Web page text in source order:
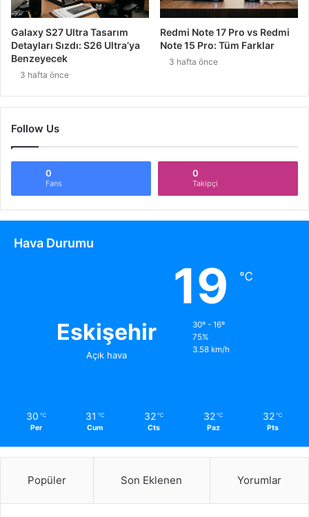
Galaxy S27 Ultra Tasarım
Detayları Sızdı: S26 Ultra’ya
Benzeyecek
3 hafta önce
Redmi Note 17 Pro vs Redmi
Note 15 Pro: Tüm Farklar
3 hafta önce
Follow Us
0
Fans
0
Takipçi
Hava Durumu
Eskişehir
Açık hava
19 ℃
30º - 16º
75%
3.58 km/h
30 ℃
Per
31 ℃
Cum
32 ℃
Cts
32 ℃
Paz
32 ℃
Pts
Popüler Son Eklenen Yorumlar